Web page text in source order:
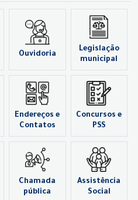
Ouvidoria
Legislação
municipal
Endereços e
Contatos
Concursos e
PSS
Chamada
pública
Assistência
Social